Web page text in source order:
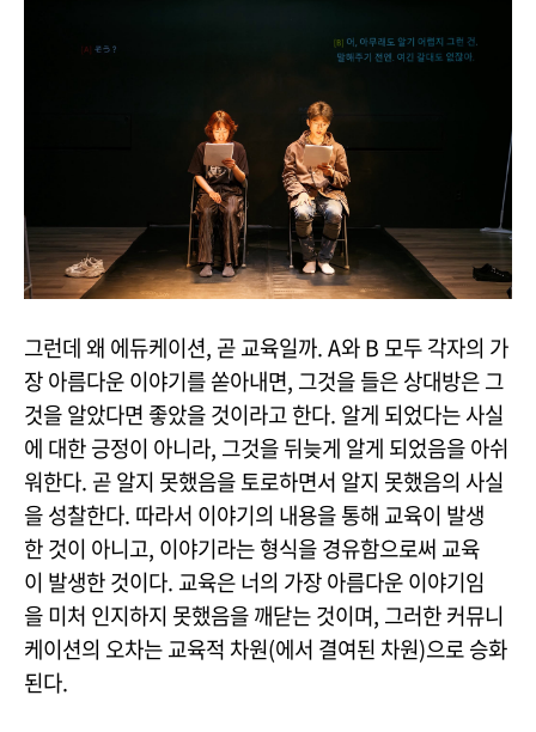
그런데 왜 에듀케이션, 곧 교육일까. A와 B 모두 각자의 가
장 아름다운 이야기를 쏟아내면, 그것을 들은 상대방은 그
것을 알았다면 좋았을 것이라고 한다. 알게 되었다는 사실
에 대한 긍정이 아니라, 그것을 뒤늦게 알게 되었음을 아쉬
워한다. 곧 알지 못했음을 토로하면서 알지 못했음의 사실
을 성찰한다. 따라서 이야기의 내용을 통해 교육이 발생
한 것이 아니고, 이야기라는 형식을 경유함으로써 교육
이 발생한 것이다. 교육은 너의 가장 아름다운 이야기임
을 미처 인지하지 못했음을 깨닫는 것이며, 그러한 커뮤니
케이션의 오차는 교육적 차원(에서 결여된 차원)으로 승화
된다.